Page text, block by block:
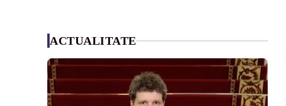
ACTUALITATE